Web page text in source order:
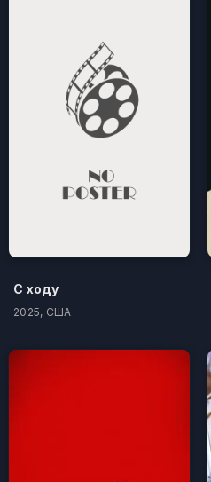
С ходу
2025, США